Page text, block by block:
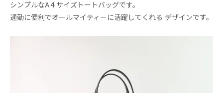
シンプルなA４サイズトートバッグです。
通勤に便利でオールマイティーに活躍してくれる デザインです。